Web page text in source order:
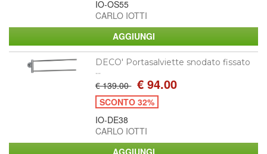
IO-OS55
CARLO IOTTI
DECO' Portasalviette snodato fissato
...
€ 139.00 € 94.00
SCONTO 32%
IO-DE38
CARLO IOTTI